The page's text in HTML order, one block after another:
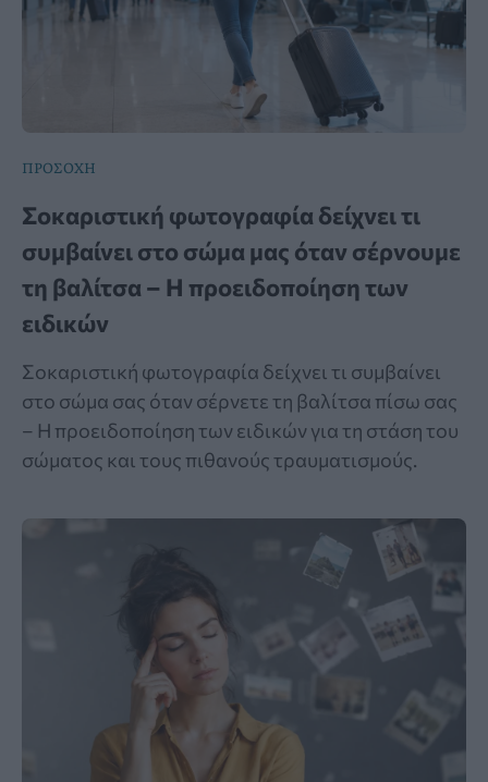
ΠΡΟΣΟΧΗ
Σοκαριστική φωτογραφία δείχνει τι
συμβαίνει στο σώμα μας όταν σέρνουμε
τη βαλίτσα – Η προειδοποίηση των
ειδικών
Σοκαριστική φωτογραφία δείχνει τι συμβαίνει
στο σώμα σας όταν σέρνετε τη βαλίτσα πίσω σας
– Η προειδοποίηση των ειδικών για τη στάση του
σώματος και τους πιθανούς τραυματισμούς.